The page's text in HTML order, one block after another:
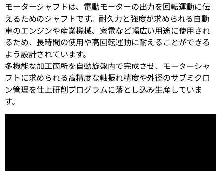
モーターシャフトは、電動モーターの出力を回転運動に伝
えるためのシャフトです。耐久力と強度が求められる自動
車のエンジンや産業機械、家電など幅広い用途に使用され
るため、長時間の使用や高回転運動に耐えることができる
よう設計されています。
多機能な加工箇所を自動旋盤内で完成させ、モーターシャ
フトに求められる高精度な軸振れ精度や外径のサブミクロ
ン管理を仕上研削プログラムに落とし込み生産していま
す。